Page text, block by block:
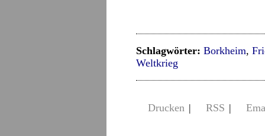
Schlagwörter: Borkheim,
Weltkrieg
Drucken | RSS |